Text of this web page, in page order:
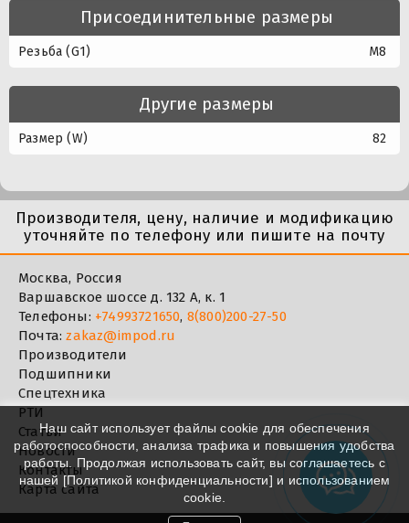
Присоединительные размеры
Резьба (G1) M8
Другие размеры
Размер (W) 82
Производителя, цену, наличие и модификацию
уточняйте по телефону или пишите на почту
Москва, Россия
Варшавское шоссе д. 132 А, к. 1
Телефоны: +74993721650, 8(800)200-27-50
Почта:zakaz@impod.ru
Производители
Подшипники
Спецтехника
РТИ
Статьи
Новости
Контакты
Карта сайта
Наш сайт использует файлы cookie для обеспечения
работоспособности, анализа трафика и повышения удобства
работы. Продолжая использовать сайт, вы соглашаетесь с
нашей [Политикой конфиденциальности] и использованием
cookie.